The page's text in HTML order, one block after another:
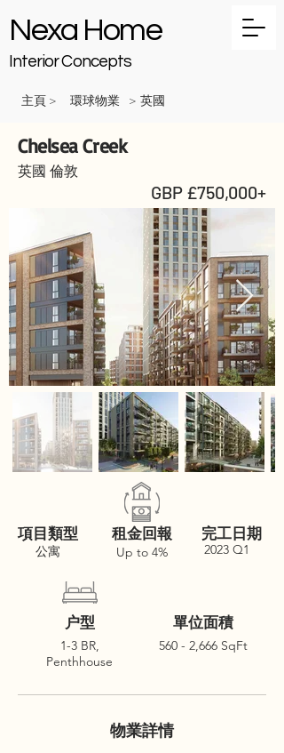
Nexa Home
Interior Concepts
主頁 > 環球物業 > 英國
Chelsea Creek
英國 倫敦
GBP £750,000+
項目類型
公寓
租金回報
Up to 4%
完工日期
2023 Q1
户型
1-3 BR,
Penthhouse
單位面積
560 - 2,666 SqFt
物業詳情